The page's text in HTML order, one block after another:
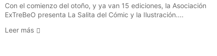
Con el comienzo del otoño, y ya van 15 ediciones, la Asociación
ExTreBeO presenta La Salita del Cómic y la Ilustración....
Leer más